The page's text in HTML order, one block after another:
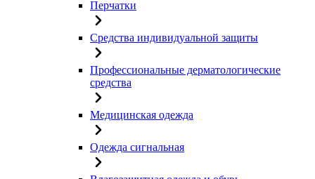
Перчатки
Средства индивидуальной защиты
Профессиональные дерматологические
средства
Медицинская одежда
Одежда сигнальная